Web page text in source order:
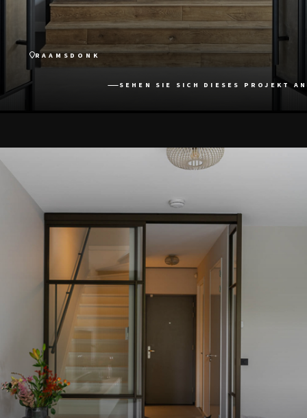
RAAMSDONK
SEHEN SIE SICH DIESES PROJEKT AN